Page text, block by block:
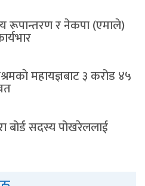
रूपान्तरण र नेकपा (एमाले)
महायज्ञबाट ३ करोड ४५
बोर्ड सदस्य पोखरेललाई